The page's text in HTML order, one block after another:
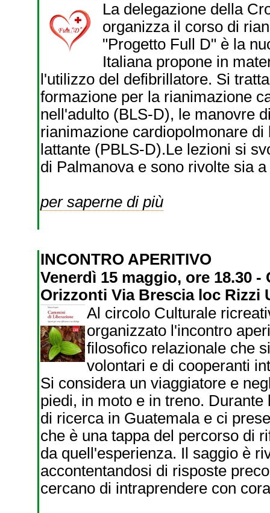
La delegazione della
organizza il corso di
"Progetto Full D" è la
Italiana propone in
l'utilizzo del defibrillatore. Si
formazione per la rianimazione
nell'adulto (BLS-D), le manovre
rianimazione cardiopolmonare
lattante (PBLS-D).Le lezioni si
di Palmanova e sono rivolte sia
per saperne di più
INCONTRO APERITIVO
Venerdì 15 maggio, ore 18.30
Orizzonti Via Brescia loc Rizzi
Al circolo Culturale
organizzato l'incontro
filosofico relazionale che
volontari e di cooperanti
Si considera un viaggiatore e
piedi, in moto e in treno.
di ricerca in Guatemala e ci
che è una tappa del percorso di
da quell'esperienza. Il saggio è
accontentandosi di risposte
cercano di intraprendere con